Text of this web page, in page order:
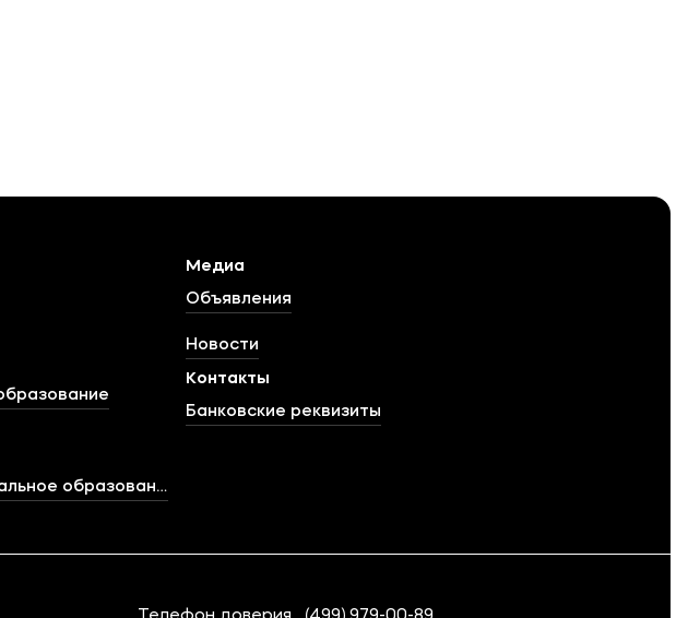
образование
Медиа
Объявления
Новости
Контакты
Банковские реквизиты